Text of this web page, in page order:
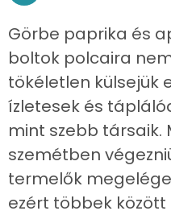
Görbe paprika és
boltok polcaira
tökéletlen külsejük
ízletesek és
mint szebb társaik.
szemétben
termelők
ezért többek